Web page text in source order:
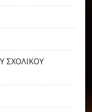
ΣΧΟΛΙΚΟΥ